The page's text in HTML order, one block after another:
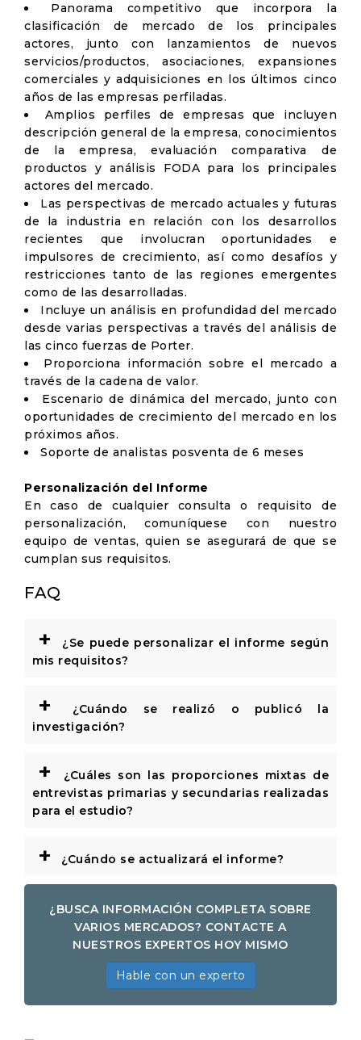
Panorama competitivo que incorpora la
clasificación de mercado de los principales
actores, junto con lanzamientos de nuevos
servicios/productos, asociaciones, expansiones
comerciales y adquisiciones en los últimos cinco
años de las empresas perfiladas.
Amplios perfiles de empresas que incluyen
descripción general de la empresa, conocimientos
de la empresa, evaluación comparativa de
productos y análisis FODA para los principales
actores del mercado.
Las perspectivas de mercado actuales y futuras
de la industria en relación con los desarrollos
recientes que involucran oportunidades e
impulsores de crecimiento, así como desafíos y
restricciones tanto de las regiones emergentes
como de las desarrolladas.
Incluye un análisis en profundidad del mercado
desde varias perspectivas a través del análisis de
las cinco fuerzas de Porter.
Proporciona información sobre el mercado a
través de la cadena de valor.
Escenario de dinámica del mercado, junto con
oportunidades de crecimiento del mercado en los
próximos años.
Soporte de analistas posventa de 6 meses
Personalización del Informe
En caso de cualquier consulta o requisito de
personalización, comuníquese con nuestro
equipo de ventas, quien se asegurará de que se
cumplan sus requisitos.
FAQ
+
¿Se puede personalizar el informe según
mis requisitos?
+
¿Cuándo se realizó o publicó la
investigación?
+
¿Cuáles son las proporciones mixtas de
entrevistas primarias y secundarias realizadas
para el estudio?
+ ¿Cuándo se actualizará el informe?
¿BUSCA INFORMACIÓN COMPLETA SOBRE
VARIOS MERCADOS? CONTACTE A
NUESTROS EXPERTOS HOY MISMO
Hable con un experto